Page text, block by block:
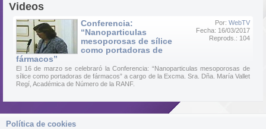
Videos
Por: WebTV
Fecha: 16/03/2017
Reprods.: 104
Conferencia:
“Nanoparticulas
mesoporosas de sílice
como portadoras de
fármacos”
El 16 de marzo se celebraró la Conferencia: “Nanoparticulas mesoporosas de
sílice como portadoras de fármacos” a cargo de la Excma. Sra. Dña. María Vallet
Regí, Académica de Número de la RANF.
Política de cookies